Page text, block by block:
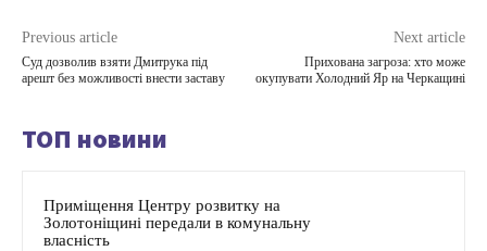
Previous article
Суд дозволив взяти Дмитрука під
арешт без можливості внести заставу
Next article
Прихована загроза: хто може
окупувати Холодний Яр на Черкащині
ТОП новини
Приміщення Центру розвитку на
Золотоніщині передали в комунальну
власність